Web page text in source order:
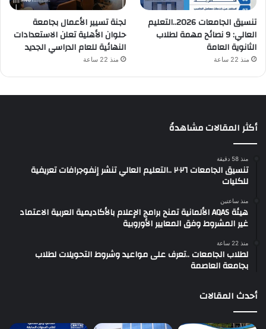
تنسيق الجامعات 2026..التعليم
العالي: 9 نصائح مهمة لطلاب
الثانوية العامة
منذ 22 ساعة
لجنة تسيير الأعمال بجامعة
حلوان الأهلية تعلن الاستعدادات
النهائية للعام الدراسي الجديد
منذ 22 ساعة
أكثر المقالات مشاهدةً
منذ 58 دقيقة
تنسيق الجامعات ٢٠٢٦ ..التعليم العالي تنشر إنفوجرافات تعريفية
للكليات
منذ ساعتين
هيئة AQAS الألمانية تمنح برامج الإعلام بالأكاديمية العربية الاعتماد
غير المشروط وفق المعايير الأوروبية
منذ 22 ساعة
لطلاب الجامعات ..تعرف على مواعيد وشروط التحويلات لطلاب
بجامعة العاصمة
أحدث المقالات